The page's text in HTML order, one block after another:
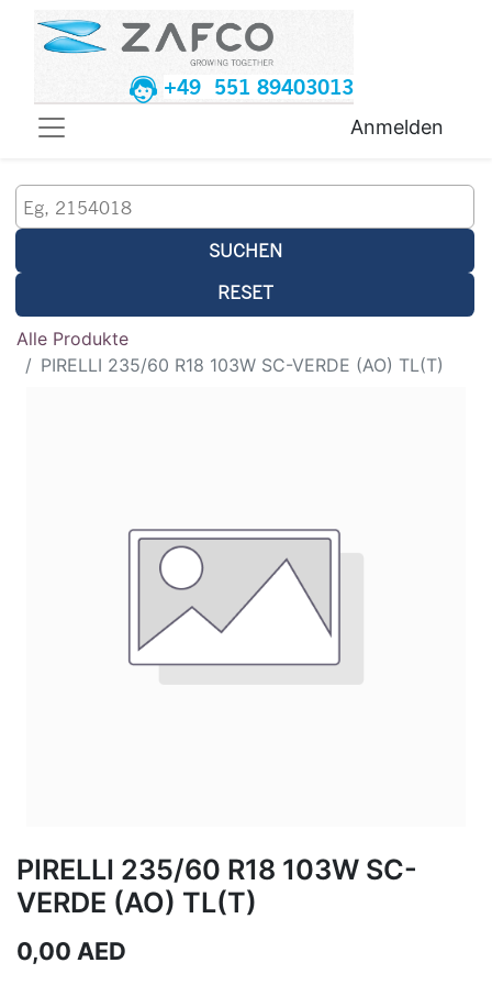
+49 551 89403013
Anmelden
SUCHEN
RESET
Alle Produkte
PIRELLI 235/60 R18 103W SC-VERDE (AO) TL(T)
PIRELLI 235/60 R18 103W SC-
VERDE (AO) TL(T)
0,00 AED